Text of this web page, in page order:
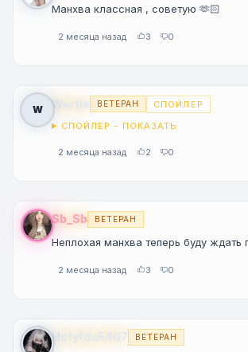
Манхва классная , советую 🫶🏻
2 месяца назад 3 0
W Wertle ВЕТЕРАН
СПОЙЛЕР
СПОЙЛЕР - ПОКАЗАТЬ
2 месяца назад 2 0
Sb_Sb ВЕТЕРАН
Неплохая манхва теперь буду ждать
2 месяца назад 3 0
Hcfyfdu5467 ВЕТЕРАН